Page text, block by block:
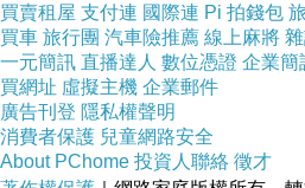
買賣租屋 支付連 國際連 Pi 拍錢包
買車 旅行團 汽車險推薦 線上麻將
一元簡訊 直播達人 數位憑證 企業簡
買網址 虛擬主機 企業郵件
廣告刊登 隱私權聲明
消費者保護 兒童網路安全
About PChome 投資人聯絡 徵才